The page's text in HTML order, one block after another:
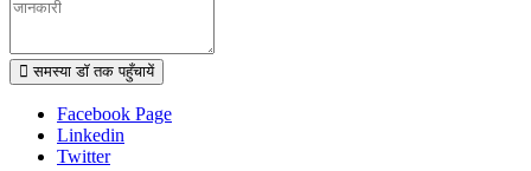
समस्या डॉ तक पहुँचायें
Facebook Page
Linkedin
Twitter